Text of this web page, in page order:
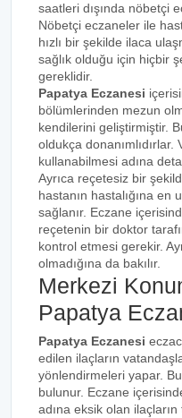
saatleri dışında nöbetçi
Nöbetçi eczaneler ile
hızlı bir şekilde ilaca
sağlık olduğu için hiçbir
gereklidir.
Papatya Eczanesi
bölümlerinden mezun
kendilerini geliştirmiştir.
oldukça donanımlıdırlar.
kullanabilmesi adına
Ayrıca reçetesiz bir
hastanın hastalığına en
sağlanır. Eczane
reçetenin bir doktor
kontrol etmesi gerekir.
olmadığına da bakılır.
Merkezi
Papatya
Papatya Eczanesi
edilen ilaçların
yönlendirmeleri yapar.
bulunur. Eczane
adına eksik olan